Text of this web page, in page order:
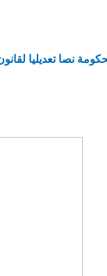
نصا تعديليا لقانون